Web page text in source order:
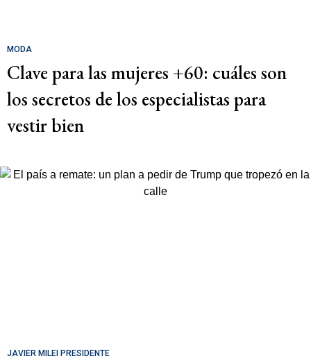
MODA
Clave para las mujeres +60: cuáles son
los secretos de los especialistas para
vestir bien
JAVIER MILEI PRESIDENTE